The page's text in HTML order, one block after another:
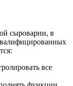
сыроварни, в
все